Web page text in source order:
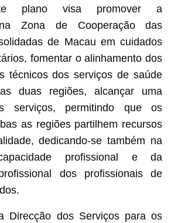
plano visa promover a
na Zona de Cooperação das
de Macau em cuidados
fomentar o alinhamento dos
técnicos dos serviços de saúde
duas regiões, alcançar uma
serviços, permitindo que os
as regiões partilhem recursos
dedicando-se também na
profissional e da
dos profissionais de
Direcção dos Serviços para os